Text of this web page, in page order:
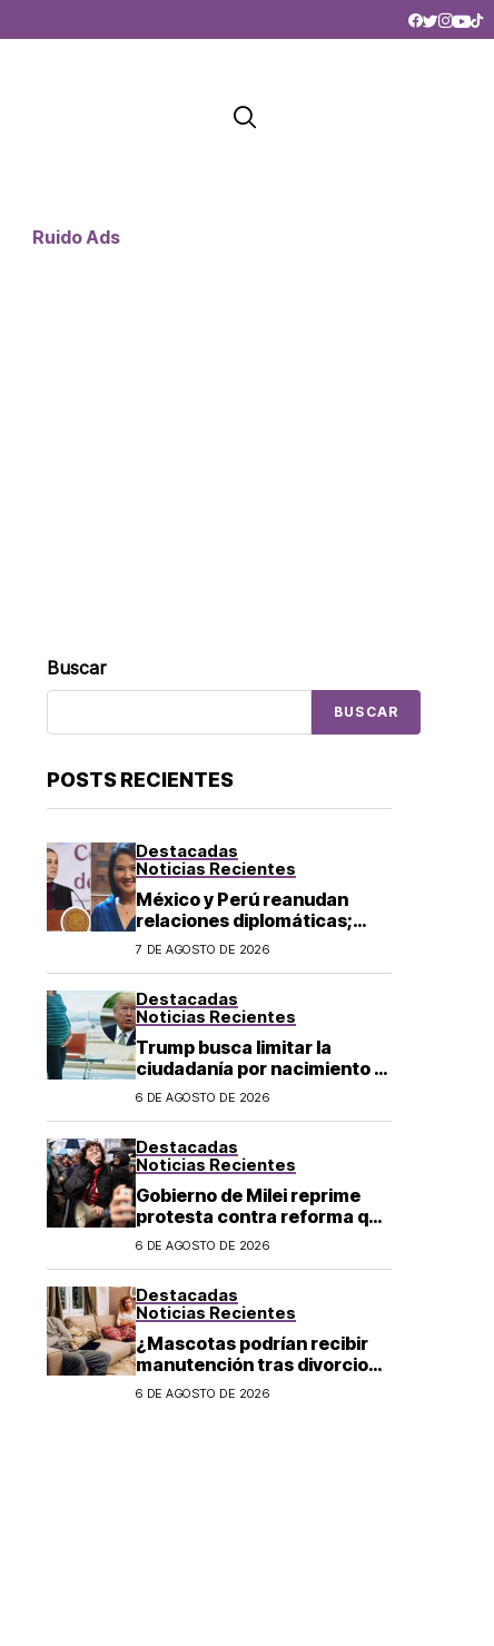
Ruido Ads
Buscar
BUSCAR
POSTS RECIENTES
Destacadas
Noticias Recientes
México y Perú reanudan
relaciones diplomáticas;
Sheinbaum confirma llegada
7 DE AGOSTO DE 2026
Destacadas
Noticias Recientes
Trump busca limitar la
ciudadanía por nacimiento y
el «turismo de parto» en EU;
6 DE AGOSTO DE 2026
Destacadas
Noticias Recientes
Gobierno de Milei reprime
protesta contra reforma que
permite la venta de tierra a
6 DE AGOSTO DE 2026
Destacadas
Noticias Recientes
¿Mascotas podrían recibir
manutención tras divorcio
de sus dueños en CDMX?
6 DE AGOSTO DE 2026